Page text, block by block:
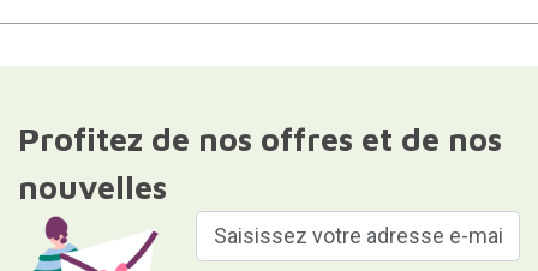
Profitez de nos offres et de nos
nouvelles